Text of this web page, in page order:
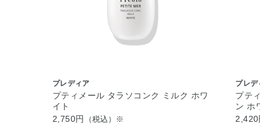
プレディア
プティメール タラソコンク ミルク ホワ
イト
2,750円
（税込）※
プレデ
プテ
ン ホ
2,420